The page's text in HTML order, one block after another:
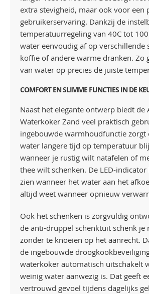
extra stevigheid, maar ook voor een
gebruikerservaring. Dankzij de
temperatuurregeling van 40C tot
water eenvoudig af op verschillende
koffie of andere warme dranken. Zo
van water op precies de juiste
COMFORT EN SLIMME FUNCTIES IN DE
Naast het elegante ontwerp biedt de
Waterkoker Zand veel praktisch
ingebouwde warmhoudfunctie zorgt
water langere tijd op temperatuur
wanneer je rustig wilt natafelen of
thee wilt schenken. De LED-
zien wanneer het water aan het
altijd weet wanneer opnieuw
Ook het schenken is zorgvuldig
de anti-druppel schenktuit schenk je
zonder te knoeien op het aanrecht.
de ingebouwde
waterkoker automatisch uitschakelt
weinig water aanwezig is. Dat geeft
vertrouwd gevoel tijdens dagelijks